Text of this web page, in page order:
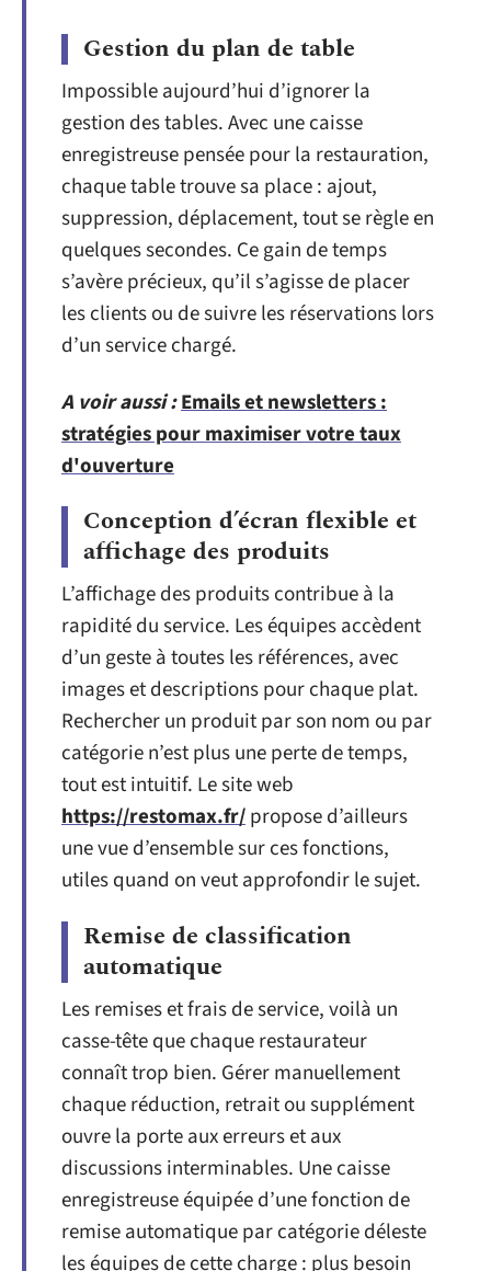
Gestion du plan de table
Impossible aujourd’hui d’ignorer la
gestion des tables. Avec une caisse
enregistreuse pensée pour la restauration,
chaque table trouve sa place : ajout,
suppression, déplacement, tout se règle en
quelques secondes. Ce gain de temps
s’avère précieux, qu’il s’agisse de placer
les clients ou de suivre les réservations lors
d’un service chargé.
A voir aussi :Emails et newsletters :
stratégies pour maximiser votre taux
d'ouverture
Conception d’écran flexible et
affichage des produits
L’affichage des produits contribue à la
rapidité du service. Les équipes accèdent
d’un geste à toutes les références, avec
images et descriptions pour chaque plat.
Rechercher un produit par son nom ou par
catégorie n’est plus une perte de temps,
tout est intuitif. Le site web
https://restomax.fr/propose d’ailleurs
une vue d’ensemble sur ces fonctions,
utiles quand on veut approfondir le sujet.
Remise de classification
automatique
Les remises et frais de service, voilà un
casse-tête que chaque restaurateur
connaît trop bien. Gérer manuellement
chaque réduction, retrait ou supplément
ouvre la porte aux erreurs et aux
discussions interminables. Une caisse
enregistreuse équipée d’une fonction de
remise automatique par catégorie déleste
les équipes de cette charge : plus besoin